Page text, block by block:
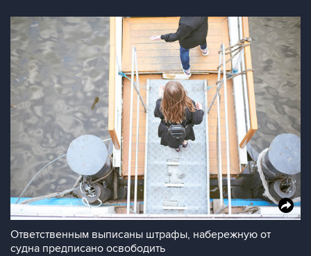
Ответственным выписаны штрафы, набережную от
судна предписано освободить